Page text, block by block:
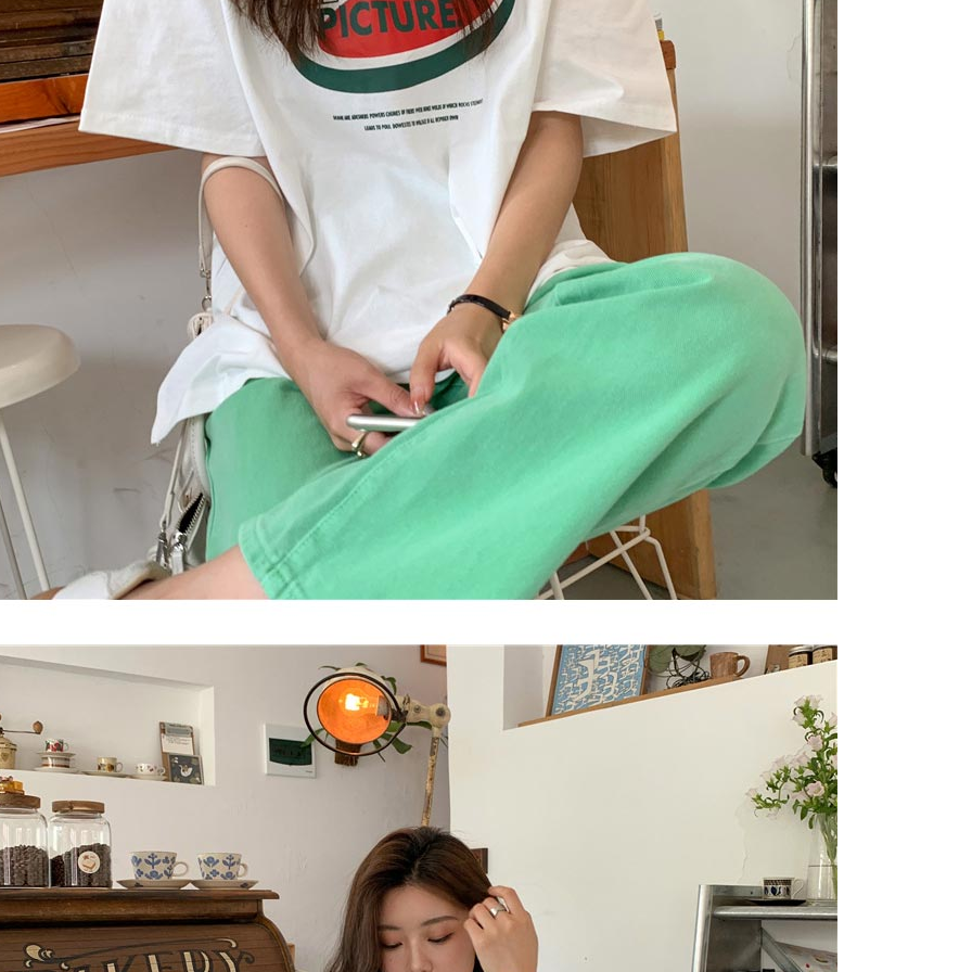
tuntutan harga jual/beli ansuran kepada syarikat ini untuk membayar bil
menggunakan bil syarikat ini.
2. Berdasarkan tujuan kontrak persetujuan pembayaran menggunakan
"Pembayaran Ansuran Gogo", kedai akan memberikan maklumat
peribadi anda (termasuk nama, telefon atau alamat) kepada Taiwan
Mobile untuk pengumpulan, pemprosesan dan penggunaan, untuk
pengesahan, semakan dan pembetulan data yang diperlukan untuk bil
ansuran oleh Taiwan Mobile.
3. Sila baca syarat perkhidmatan pengguna secara lengkap melalui
pautan berikut: https://oppay.tw/userRule